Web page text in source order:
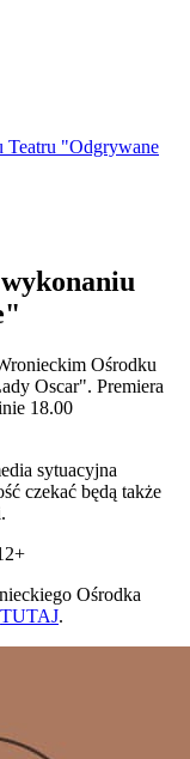
Teatru "Odgrywane
Ośrodku
Oscar". Premiera
18.00
sytuacyjna
czekać będą także
Ośrodka
TUTAJ.